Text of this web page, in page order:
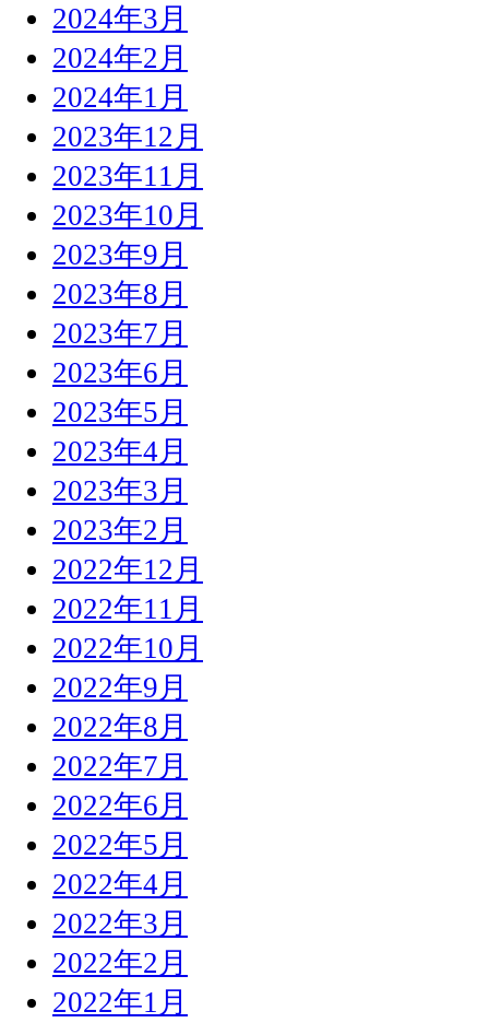
2024年3月
2024年2月
2024年1月
2023年12月
2023年11月
2023年10月
2023年9月
2023年8月
2023年7月
2023年6月
2023年5月
2023年4月
2023年3月
2023年2月
2022年12月
2022年11月
2022年10月
2022年9月
2022年8月
2022年7月
2022年6月
2022年5月
2022年4月
2022年3月
2022年2月
2022年1月